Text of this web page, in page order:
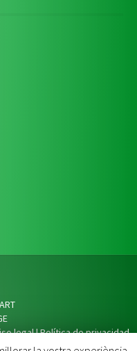
legal|Política de privacidad